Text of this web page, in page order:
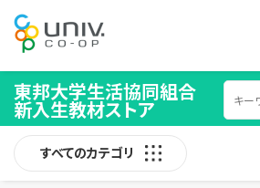
東邦大学生活協同組合
新入生教材ストア
すべてのカテゴリ